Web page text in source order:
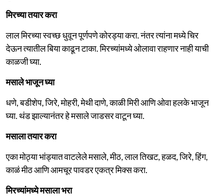
मिरच्या तयार करा
लाल मिरच्या स्वच्छ धुवून पूर्णपणे कोरड्या करा. नंतर त्यांना मध्ये चिर
देऊन त्यातील बिया काढून टाका. मिरच्यांमध्ये ओलावा राहणार नाही याची
काळजी घ्या.
मसाले भाजून घ्या
धणे, बडीशेप, जिरे, मोहरी, मेथी दाणे, काळी मिरी आणि ओवा हलके भाजून
घ्या. थंड झाल्यानंतर हे मसाले जाडसर वाटून घ्या.
मसाला तयार करा
एका मोठ्या भांड्यात वाटलेले मसाले, मीठ, लाल तिखट, हळद, जिरे, हिंग,
काळं मीठ आणि आमचूर पावडर एकत्र मिक्स करा.
मिरच्यांमध्ये मसाला भरा